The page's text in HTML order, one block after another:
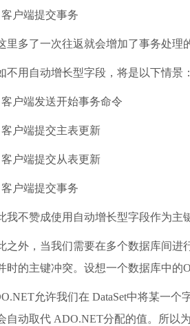
户端提交事务
里多了一次往返就会增加了事务处理
不用自动增长型字段，将是以下情景：
客户端发送开始事务命令
客户端提交主表更新
户端提交从表更新
户端提交事务
我不赞成使用自动增长型字段作为主
之外，当我们需要在多个数据库间进
时的主键冲突。设想一个数据库中的
允许我们在 DataSet中将某一
自动取代 ADO.NET分配的值。所以